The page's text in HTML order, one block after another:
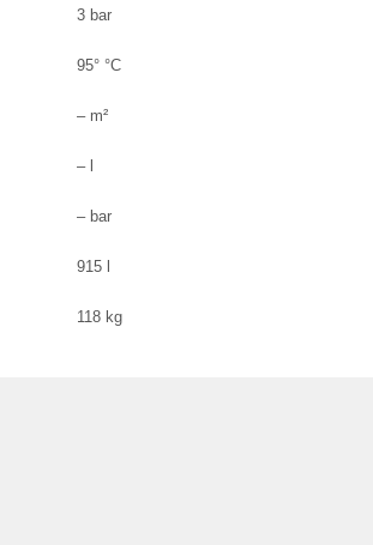
3 bar
95° °C
– m²
– l
– bar
915 l
118 kg